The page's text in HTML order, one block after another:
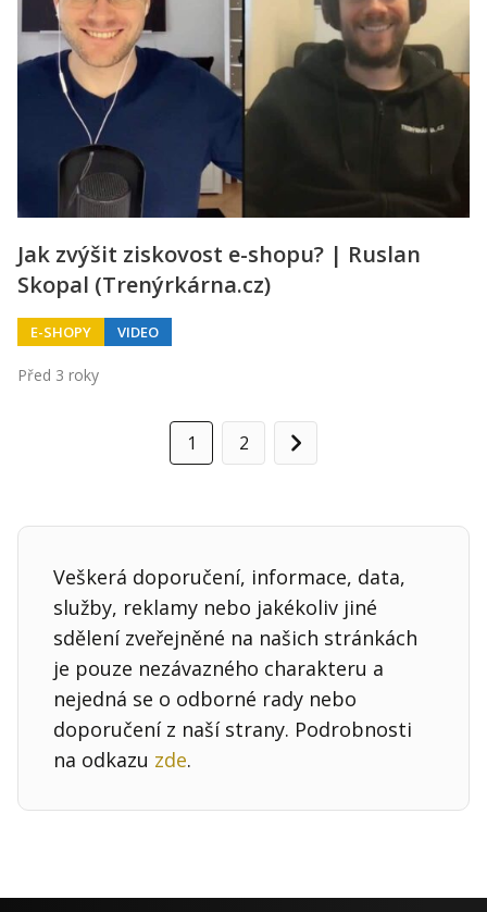
Jak zvýšit ziskovost e-shopu? | Ruslan
Skopal (Trenýrkárna.cz)
E-SHOPY VIDEO
Před 3 roky
1 2
Další
Veškerá doporučení, informace, data,
služby, reklamy nebo jakékoliv jiné
sdělení zveřejněné na našich stránkách
je pouze nezávazného charakteru a
nejedná se o odborné rady nebo
doporučení z naší strany. Podrobnosti
na odkazu zde.